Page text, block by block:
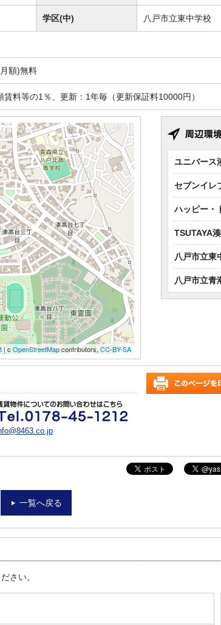
学区(中) 八戸市立東中学校
額)無料
料等の1％、更新：1年毎（更新保証料10000円）
ユニバー
セブンイレ
ハッピー・
TSUTAYA
八戸市立
八戸市立
| c OpenStreetMapcontributors,CC-BY-SA
一覧へ戻る
さい。